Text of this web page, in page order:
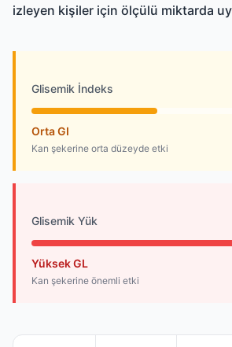
izleyen kişiler için ölçülü miktarda
Glisemik İndeks
Orta GI
Kan şekerine orta düzeyde etki
Glisemik Yük
Yüksek GL
Kan şekerine önemli etki